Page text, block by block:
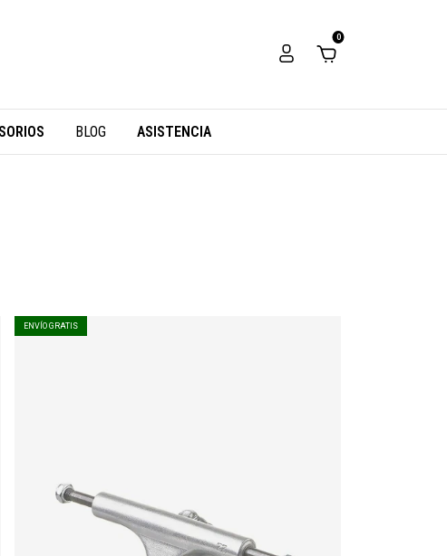
0
BLOG ASISTENCIA
ENVÍO GRATIS